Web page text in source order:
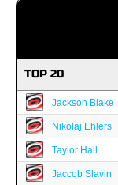
TOP 20
Jackson Blake
Nikolaj Ehlers
Taylor Hall
Jaccob Slavin